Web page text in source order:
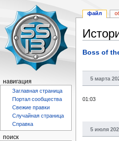
Перейти
навигации
Перейти
поиску
Boss of
5 марта
01:03
5 июля
файл
навигация
Заглавная страница
Портал сообщества
Свежие правки
Случайная страница
Справка
поиск